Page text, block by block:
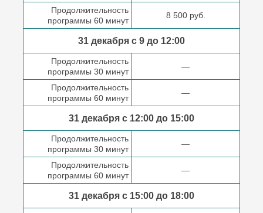
Продолжительность
программы 60 минут
8 500 руб.
31 декабря с 9 до 12:00
Продолжительность
программы 30 минут
—
Продолжительность
программы 60 минут
—
31 декабря с 12:00 до 15:00
Продолжительность
программы 30 минут
—
Продолжительность
программы 60 минут
—
31 декабря с 15:00 до 18:00